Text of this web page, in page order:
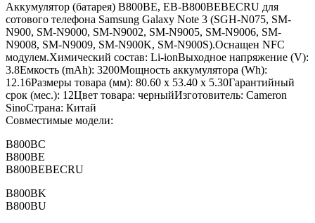
Аккумулятор (батарея) B800BE, EB-B800BEBECRU для
сотового телефона Samsung Galaxy Note 3 (SGH-N075, SM-
N900, SM-N9000, SM-N9002, SM-N9005, SM-N9006, SM-
N9008, SM-N9009, SM-N900K, SM-N900S).Оснащен NFC
модулем.Химический состав: Li-ionВыходное напряжение (V):
3.8Емкость (mAh): 3200Мощность аккумулятора (Wh):
12.16Размеры товара (мм): 80.60 x 53.40 x 5.30Гарантийный
срок (мес.): 12Цвет товара: черныйИзготовитель: Cameron
SinoСтрана: Китай
Совместимые модели:
B800BC
B800BE
B800BEBECRU
B800BK
B800BU